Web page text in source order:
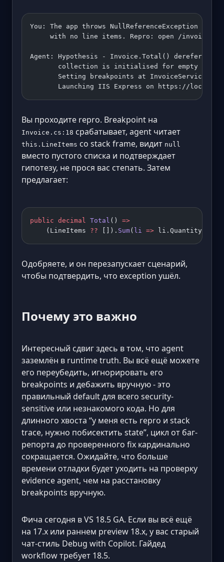
You: The app throws NullReferenceException
with no line items. Repro: open /invoices/
Agent: Hypothesis - Invoice.Total()
collection is initialised for empty
Setting breakpoints at
Launching IIS Express on https://
Вы проходите repro. Breakpoint на
Invoice.cs:18 срабатывает, agent читает
this.LineItems со stack frame, видит null
вместо пустого списка и подтверждает
гипотезу, не прося вас степать. Затем
предлагает:
public decimal Total () =>
    (LineItems
?? []). Sum( li => li.Quantity
Одобряете, и он перезапускает сценарий,
чтобы подтвердить, что exception ушёл.
Почему это важно
Интересный сдвиг здесь в том, что agent
заземлён в runtime truth. Вы всё ещё можете
его переубедить, игнорировать его
breakpoints и дебажить вручную - это
правильный default для всего security-
sensitive или незнакомого кода. Но для
длинного хвоста “у меня есть repro и stack
trace, нужно побисектить state”, цикл от баг-
репорта до проверенного fix кардинально
сокращается. Ожидайте, что больше
времени отладки будет уходить на проверку
evidence agent, чем на расстановку
breakpoints вручную.
Фича сегодня в VS 18.5 GA. Если вы всё ещё
на 17.x или раннем preview 18.x, у вас старый
чат-стиль Debug with Copilot. Гайдед
workflow требует 18.5.